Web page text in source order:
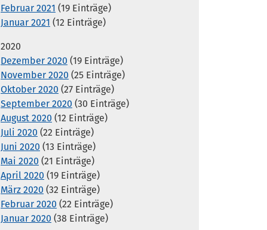
Februar 2021 (19 Einträge)
Januar 2021 (12 Einträge)
2020
Dezember 2020 (19 Einträge)
November 2020 (25 Einträge)
Oktober 2020 (27 Einträge)
September 2020 (30 Einträge)
August 2020 (12 Einträge)
Juli 2020 (22 Einträge)
Juni 2020 (13 Einträge)
Mai 2020 (21 Einträge)
April 2020 (19 Einträge)
März 2020 (32 Einträge)
Februar 2020 (22 Einträge)
Januar 2020 (38 Einträge)